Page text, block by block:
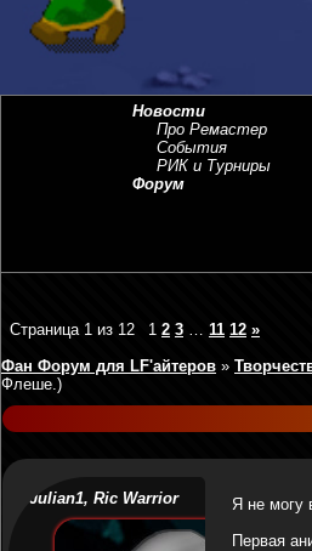
Новости
Про Ремастер
События
РИК и Турниры
Форум
Страница 1 из 12 1 2 3 … 11 12 »
Фан Форум для LF'айтеров »
Флеше.)
Julian1, Ric Warrior
Я не могу
Первая